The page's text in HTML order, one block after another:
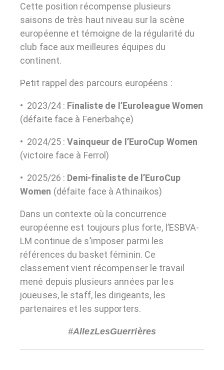
Cette position récompense plusieurs
saisons de très haut niveau sur la scène
européenne et témoigne de la régularité du
club face aux meilleures équipes du
continent.
Petit rappel des parcours européens :
• 2023/24 : Finaliste de l’Euroleague Women
(défaite face à Fenerbahçe)
• 2024/25 :Vainqueur de l’EuroCup Women
(victoire face à Ferrol)
• 2025/26 : Demi-finaliste de l’EuroCup
Women (défaite face à Athinaikos)
Dans un contexte où la concurrence
européenne est toujours plus forte, l’ESBVA-
LM continue de s’imposer parmi les
références du basket féminin. Ce
classement vient récompenser le travail
mené depuis plusieurs années par les
joueuses, le staff, les dirigeants, les
partenaires et les supporters.
#AllezLesGuerrières